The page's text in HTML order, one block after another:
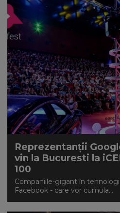
Reprezentanții
vin la Bucuresti la
100
Companiile-gigant în
Facebook - care vor cumula...